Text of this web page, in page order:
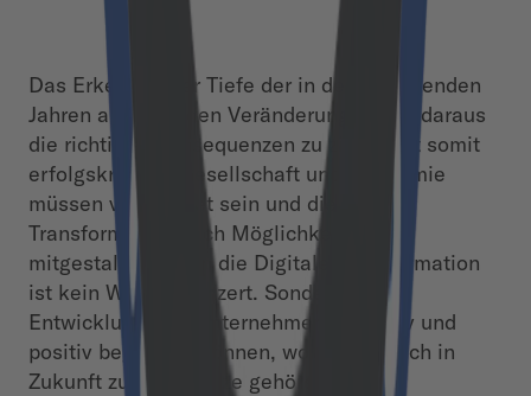
Das Erkennen der Tiefe der in den kommenden
Jahren anstehenden Veränderungen und daraus
die richtigen Konsequenzen zu ziehen ist somit
erfolgskritisch. Gesellschaft und Ökonomie
müssen vorbereitet sein und diese
Transformation nach Möglichkeit aktiv
mitgestalten. Denn die Digitale Transformation
ist kein Wunschkonzert. Sondern eine
Entwicklung, der Unternehmen nur aktiv und
positiv begegnen können, wollen sie auch in
Zukunft zur Weltspitze gehören.